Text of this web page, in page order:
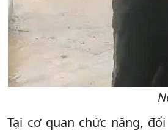
Tại cơ quan chức năng,